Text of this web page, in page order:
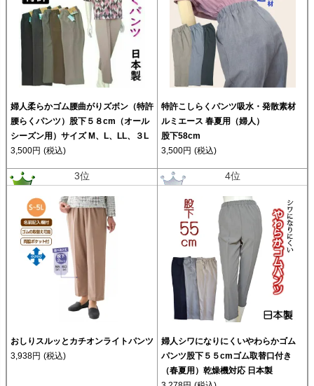
婦人柔らかゴム腰曲がりズボン（特許
腰らくパンツ）股下５８cm（オール
シーズン用）サイズ M、L、LL、３L
3,500円 (税込)
特許こしらくパンツ吸水・発散素材
ルミエース 春夏用（婦人）
股下58cm
3,500円 (税込)
3位
おしりスルッとカチオンライトパンツ
3,938円 (税込)
4位
婦人シワになりにくいやわらかゴム
パンツ股下５５cmゴム取替口付き
（春夏用）乾燥機対応 日本製